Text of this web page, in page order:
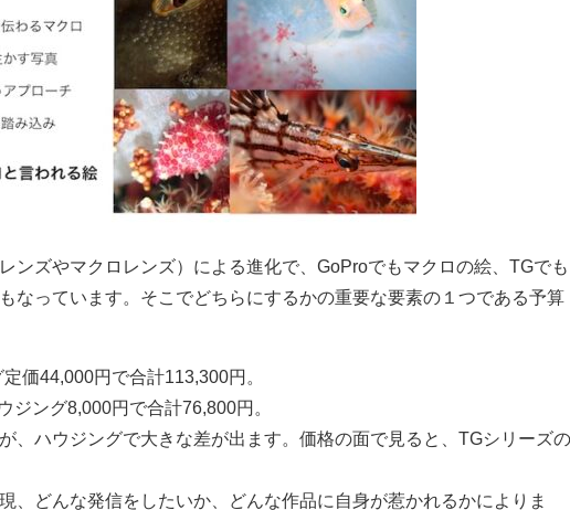
ンズやマクロレンズ）による進化で、GoProでもマクロの絵、TGでも
なっています。そこでどちらにするかの重要な要素の１つである予算
価44,000円で合計113,300円。
ジング8,000円で合計76,800円。
、ハウジングで大きな差が出ます。価格の面で見ると、TGシリーズ
、どんな発信をしたいか、どんな作品に自身が惹かれるかによりま